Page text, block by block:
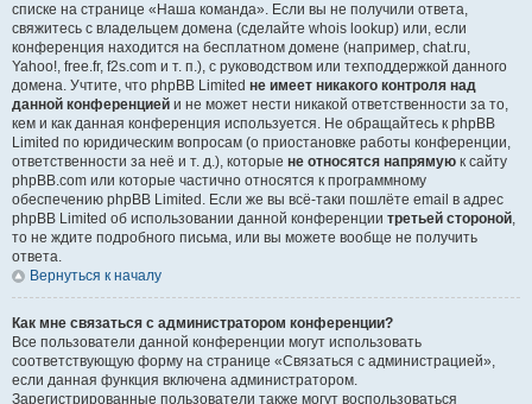
списке на странице «Наша команда». Если вы не получили ответа,
свяжитесь с владельцем домена (сделайте whois lookup) или, если
конференция находится на бесплатном домене (например, chat.ru,
Yahoo!, free.fr, f2s.com и т. п.), с руководством или техподдержкой данного
домена. Учтите, что phpBB Limited не имеет никакого контроля над
данной конференцией и не может нести никакой ответственности за то,
кем и как данная конференция используется. Не обращайтесь к phpBB
Limited по юридическим вопросам (о приостановке работы конференции,
ответственности за неё и т. д.), которые не относятся напрямую к сайту
phpBB.com или которые частично относятся к программному
обеспечению phpBB Limited. Если же вы всё-таки пошлёте email в адрес
phpBB Limited об использовании данной конференции третьей стороной,
то не ждите подробного письма, или вы можете вообще не получить
ответа.
Вернуться к началу
Как мне связаться с администратором конференции?
Все пользователи данной конференции могут использовать
соответствующую форму на странице «Связаться с администрацией»,
если данная функция включена администратором.
Зарегистрированные пользователи также могут воспользоваться